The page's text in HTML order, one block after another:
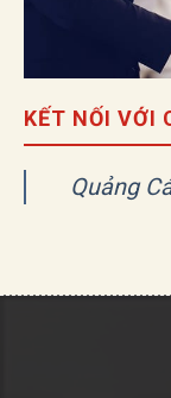
KẾT NỐI VỚI
Quảng